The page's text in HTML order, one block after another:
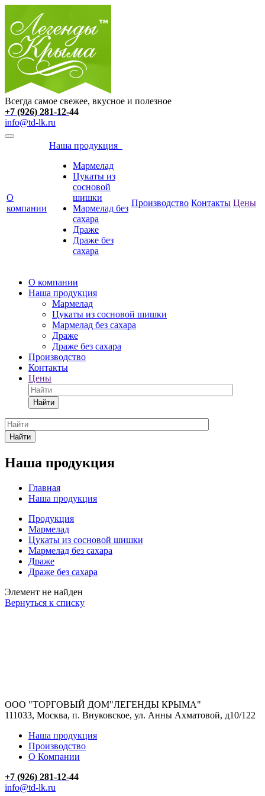
Всегда самое свежее, вкусное и полезное
+7 (926) 281-12-44
info@td-lk.ru
О
компании
Наша продукция
Мармелад
Цукаты из
сосновой
шишки
Мармелад без
сахара
Драже
Драже без
сахара
Производство Контакты Цены
О компании
Наша продукция
Мармелад
Цукаты из сосновой шишки
Мармелад без сахара
Драже
Драже без сахара
Производство
Контакты
Цены
Найти
Найти
Наша продукция
Главная
Наша продукция
Продукция
Мармелад
Цукаты из сосновой шишки
Мармелад без сахара
Драже
Драже без сахара
Элемент не найден
Вернуться к списку
ООО "ТОРГОВЫЙ ДОМ"ЛЕГЕНДЫ КРЫМА"
111033, Москва, п. Внуковское, ул. Анны Ахматовой, д10/122
Наша продукция
Производство
О Компании
+7 (926) 281-12-44
info@td-lk.ru